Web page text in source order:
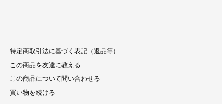
特定商取引法に基づく表記（返品等）
この商品を友達に教える
この商品について問い合わせる
買い物を続ける